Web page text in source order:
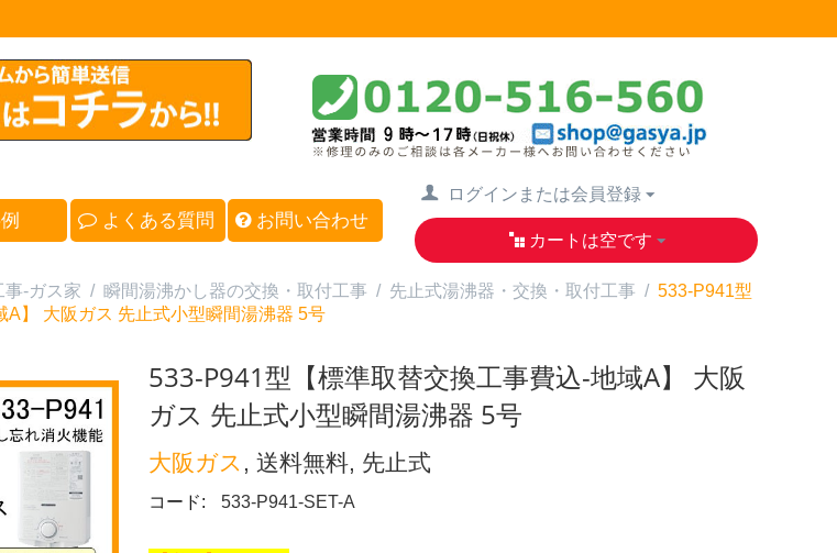
よくある質問 お問い合わせ
ログインまたは会員登録
カートは空です
-ガス家 / 瞬間湯沸かし器の交換・取付工事 / 先止式湯沸器・交換・取付工事 / 533-P941型
A】 大阪ガス 先止式小型瞬間湯沸器 5号
533-P941型【標準取替交換工事費込-地域A】 大阪
ガス 先止式小型瞬間湯沸器 5号
大阪ガス , 送料無料, 先止式
コード: 533-P941-SET-A